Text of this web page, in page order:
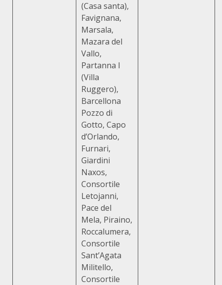
(Casa santa),
Favignana,
Marsala,
Mazara del
Vallo,
Partanna l
(Villa
Ruggero),
Barcellona
Pozzo di
Gotto, Capo
d’Orlando,
Furnari,
Giardini
Naxos,
Consortile
Letojanni,
Pace del
Mela, Piraino,
Roccalumera,
Consortile
Sant’Agata
Militello,
Consortile